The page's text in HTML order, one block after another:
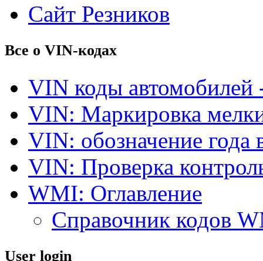
Сайт Резников
Все о VIN-кодах
VIN коды автомобилей
VIN: Маркировка
VIN: обозначение года
VIN: Проверка
WMI: Оглавление
Справочник кодов
User login